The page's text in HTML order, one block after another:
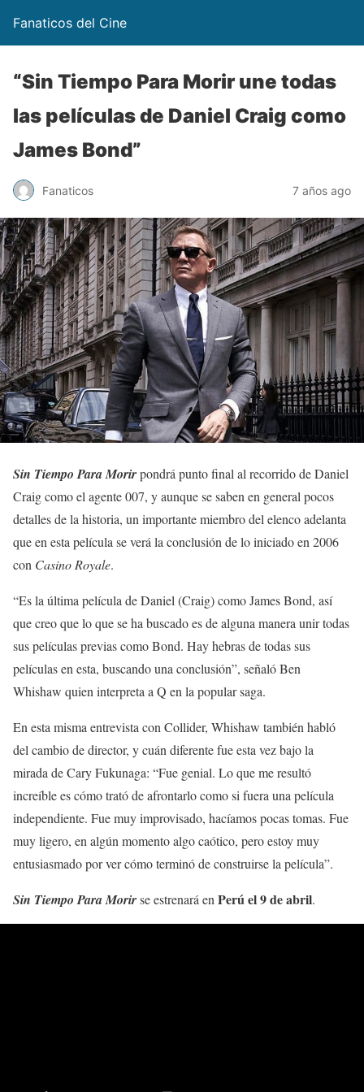
Fanaticos del Cine
“Sin Tiempo Para Morir une todas
las películas de Daniel Craig como
James Bond”
Fanaticos 7 años ago
Sin Tiempo Para Morirpondrá punto final al recorrido de Daniel
Craig como el agente 007, y aunque se saben en general pocos
detalles de la historia, un importante miembro del elenco adelanta
que en esta película se verá la conclusión de lo iniciado en 2006
con Casino Royale.
“Es la última película de Daniel (Craig) como James Bond, así
que creo que lo que se ha buscado es de alguna manera unir todas
sus películas previas como Bond. Hay hebras de todas sus
películas en esta, buscando una conclusión”, señaló Ben
Whishaw quien interpreta a Q en la popular saga.
En esta misma entrevista con Collider, Whishaw también habló
del cambio de director, y cuán diferente fue esta vez bajo la
mirada de Cary Fukunaga: “Fue genial. Lo que me resultó
increíble es cómo trató de afrontarlo como si fuera una película
independiente. Fue muy improvisado, hacíamos pocas tomas. Fue
muy ligero, en algún momento algo caótico, pero estoy muy
entusiasmado por ver cómo terminó de construirse la película”.
Sin Tiempo Para Morirse estrenará en Perú el 9 de abril.